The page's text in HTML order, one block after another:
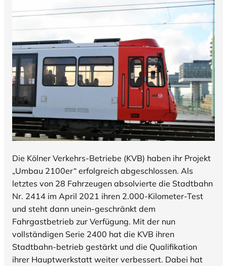
Die Kölner Verkehrs-Betriebe (KVB) haben ihr Projekt
„Umbau 2100er“ erfolgreich abgeschlossen. Als
letztes von 28 Fahrzeugen absolvierte die Stadtbahn
Nr. 2414 im April 2021 ihren 2.000-Kilometer-Test
und steht dann unein-geschränkt dem
Fahrgastbetrieb zur Verfügung. Mit der nun
vollständigen Serie 2400 hat die KVB ihren
Stadtbahn-betrieb gestärkt und die Qualifikation
ihrer Hauptwerkstatt weiter verbessert. Dabei hat